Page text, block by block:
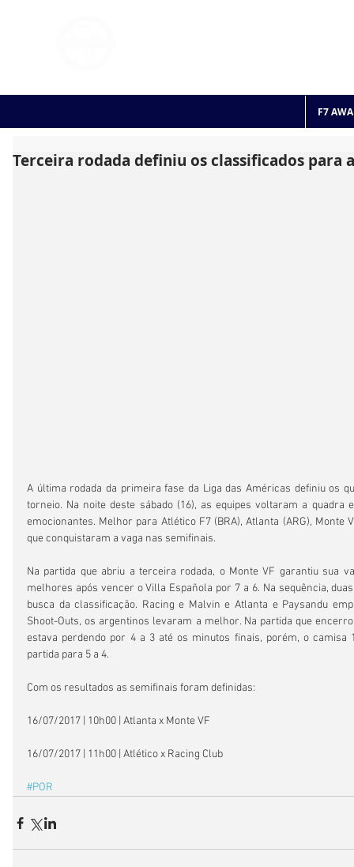
F7
Terceira rodada definiu os classificados para
A última rodada da primeira fase da Liga das Américas definiu os
torneio. Na noite deste sábado (16), as equipes voltaram a quadra
emocionantes. Melhor para Atlético F7 (BRA), Atlanta (ARG), Monte
que conquistaram a vaga nas semifinais.
Na partida que abriu a terceira rodada, o Monte VF garantiu sua
melhores após vencer o Villa Española por 7 a 6. Na sequência,
busca da classificação. Racing e Malvin e Atlanta e Paysandu
Shoot-Outs, os argentinos levaram a melhor. Na partida que
estava perdendo por 4 a 3 até os minutos finais, porém, o camisa
partida para 5 a 4.
Com os resultados as semifinais foram definidas:
16/07/2017 | 10h00 | Atlanta x Monte VF
16/07/2017 | 11h00 | Atlético x Racing Club
#POR